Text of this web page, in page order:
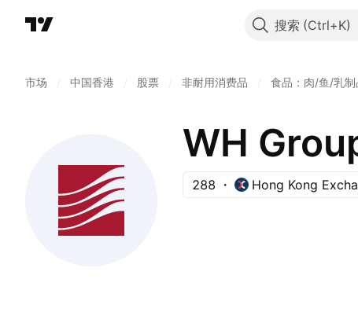
搜索
市场 中国香港 股票 非耐用消费品 食品：肉/鱼/乳制
WH
288 Hong Kong